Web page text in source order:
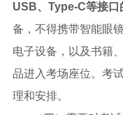
USB、Type-C等接口
备，不得携带智能眼
电子设备，以及书籍
品进入考场座位。考
理和安排。